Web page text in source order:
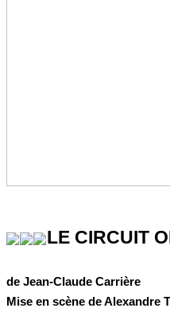
LE CIRCUIT
de Jean-Claude Carrière
Mise en scène de Alexandre